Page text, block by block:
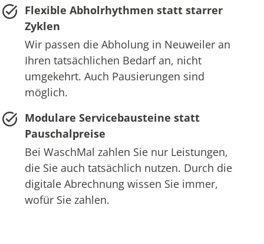
Flexible Abholrhythmen statt starrer
Zyklen
Wir passen die Abholung in Neuweiler an
Ihren tatsächlichen Bedarf an, nicht
umgekehrt. Auch Pausierungen sind
möglich.
Modulare Servicebausteine statt
Pauschalpreise
Bei WaschMal zahlen Sie nur Leistungen,
die Sie auch tatsächlich nutzen. Durch die
digitale Abrechnung wissen Sie immer,
wofür Sie zahlen.